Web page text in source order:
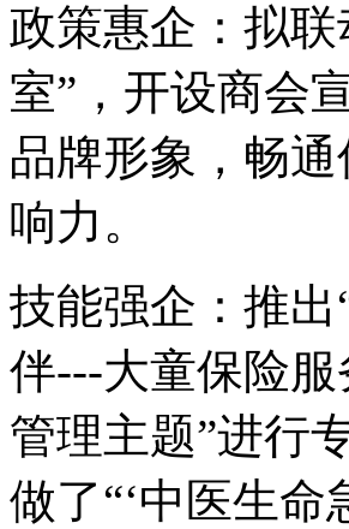
政策惠企：拟
室”，开设商会
品牌形象，畅
响力。
技能强企：推出
伴---大童保险
管理主题”进行
做了“‘中医生